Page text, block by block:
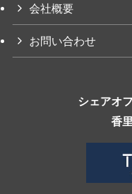
会社概要
お問い合わせ
シェアオ
香